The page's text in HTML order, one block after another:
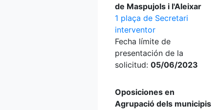
de Maspujols i l'Aleixar
1 plaça de Secretari
interventor
Fecha límite de
presentación de la
solicitud: 05/06/2023
Oposiciones en
Agrupació dels municipis